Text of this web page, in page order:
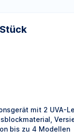
mit 2 UVA-
bis zu 4 Modellen